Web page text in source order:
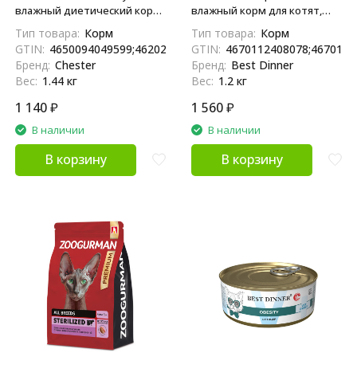
влажный диетический корм
нижних отделов
мочевыводящих путей, в
консервах - 240 г х 6 шт
Тип товара: Корм
GTIN: 4650094049599;4620207832486
Бренд: Chester
Вес: 1.44 кг
1 140₽
В наличии
В корзину
влажный корм для котят,
кошек, в консервах - 200 г х 6
шт
Тип товара: Корм
GTIN:
Бренд: Best Dinner
Вес: 1.2 кг
1 560₽
В наличии
В корзину